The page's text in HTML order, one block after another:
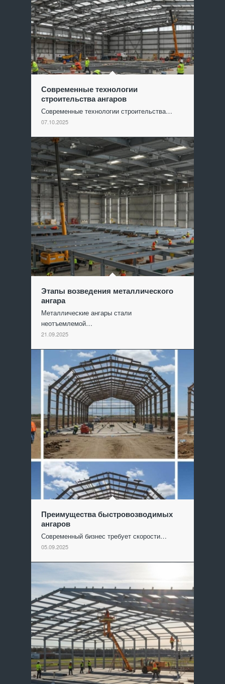
Современные технологии
строительства ангаров
Современные технологии строительства…
07.10.2025
Этапы возведения металлического
ангара
Металлические ангары стали
неотъемлемой…
21.09.2025
Преимущества быстровозводимых
ангаров
Современный бизнес требует скорости…
05.09.2025